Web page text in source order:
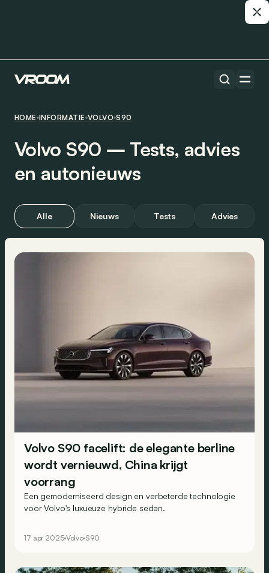
HOME INFORMATIE VOLVO S90
Volvo S90 ― Tests, advies
en autonieuws
Alle Nieuws Tests Advies
Volvo S90 facelift: de elegante berline
wordt vernieuwd, China krijgt
voorrang
Een gemoderniseerd design en verbeterde technologie
voor Volvo's luxueuze hybride sedan.
17 apr 2025 Volvo S90